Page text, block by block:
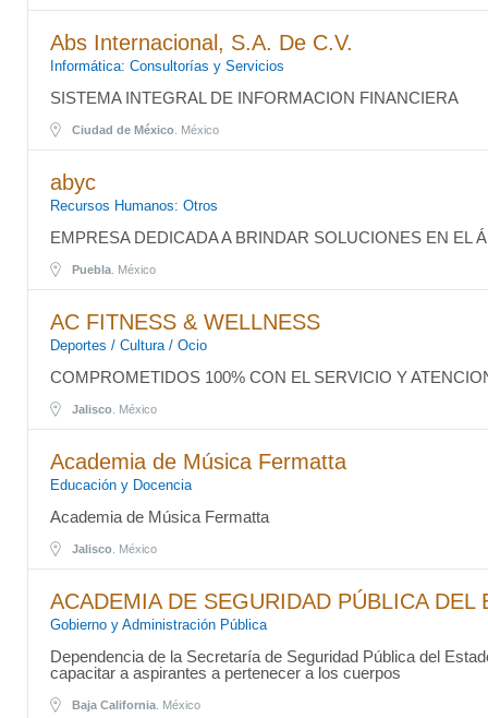
Abs Internacional, S.A. De C.V.
Informática: Consultorías y Servicios
SISTEMA INTEGRAL DE INFORMACION FINANCIERA
Ciudad de México . México
abyc
Recursos Humanos: Otros
EMPRESA DEDICADA A BRINDAR SOLUCIONES EN EL
Puebla . México
AC FITNESS & WELLNESS
Deportes / Cultura / Ocio
COMPROMETIDOS 100% CON EL SERVICIO Y
Jalisco . México
Academia de Música Fermatta
Educación y Docencia
Academia de Música Fermatta
Jalisco . México
ACADEMIA DE SEGURIDAD PÚBLICA DEL
Gobierno y Administración Pública
Dependencia de la Secretaría de Seguridad Pública del
capacitar a aspirantes a pertenecer a los cuerpos
Baja California . México